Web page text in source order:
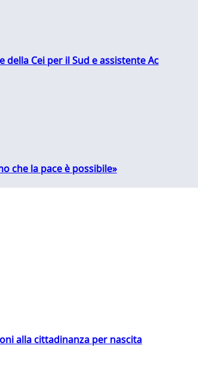
Cei per il Sud e assistente Ac
che la pace è possibile»
alla cittadinanza per nascita